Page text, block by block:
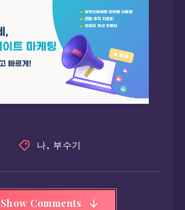
나, 부수기
Show Comments